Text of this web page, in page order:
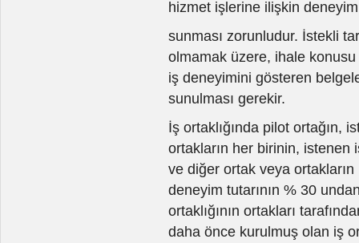
hizmet işlerine ilişkin
sunması zorunludur. İstekli
olmamak üzere, ihale
iş deneyimini gösteren
sunulması gerekir.
İş ortaklığında pilot ortağın,
ortakların her birinin, istenen
ve diğer ortak veya ortakların
deneyim tutarının % 30
ortaklığının ortakları
daha önce kurulmuş olan iş